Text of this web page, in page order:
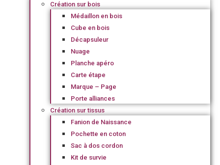
Création sur bois
Médaillon en bois
Cube en bois
Décapsuleur
Nuage
Planche apéro
Carte étape
Marque – Page
Porte alliances
Création sur tissus
Fanion de Naissance
Pochette en coton
Sac à dos cordon
Kit de survie